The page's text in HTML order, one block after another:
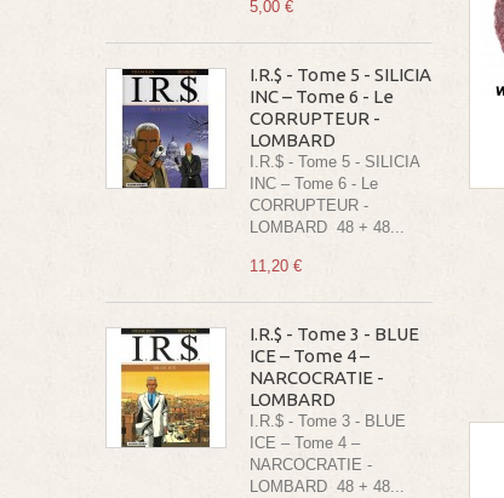
5,00 €
I.R.$ - Tome 5 - SILICIA
INC – Tome 6 - Le
CORRUPTEUR -
LOMBARD
I.R.$ - Tome 5 - SILICIA
INC – Tome 6 - Le
CORRUPTEUR -
LOMBARD 48 + 48...
11,20 €
I.R.$ - Tome 3 - BLUE
ICE – Tome 4 –
NARCOCRATIE -
LOMBARD
I.R.$ - Tome 3 - BLUE
ICE – Tome 4 –
NARCOCRATIE -
LOMBARD 48 + 48...